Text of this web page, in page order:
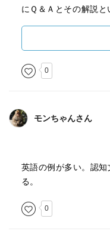
にＱ＆Ａとその解説
https://
【個人メモ】
・著者について英
〈
・第一章末の「研究
て「Taylor(2003)」に
れているし、巻末の引
0
モンちゃんさん
英語の例が多い。認
る。
0